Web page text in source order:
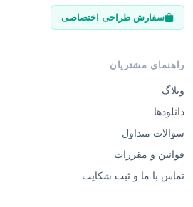
سفارش طراحی اختصاصی
راهنمای مشتریان
وبلاگ
دانلودها
سوالات متداول
قوانین و مقررات
تماس با ما و ثبت شکایت